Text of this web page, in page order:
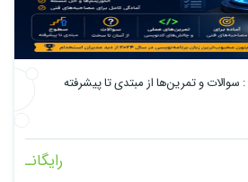
و تمرین‌ها از مبتدی تا پیشرفته
رایگانـ